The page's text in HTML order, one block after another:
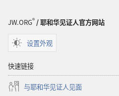
JW.ORG®/ 耶和华见证人官方网站
设置外观
快速链接
与耶和华见证人见面